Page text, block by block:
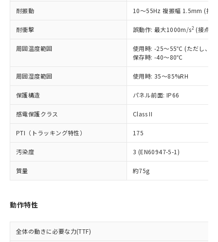
耐振動 10～55Hz 複振幅 1.5mm (接
耐衝撃 誤動作: 最大1000m/s2 (接点
周囲温度範囲
使用時: -25～55℃ (ただし、氷
保存時: -40～80℃
周囲湿度範囲 使用時: 35～85%RH
保護構造 パネル前面: IP66
感電保護クラス Class II
PTI（トラッキング特性） 175
汚染度 3 (EN60947-5-1)
質量 約75g
動作特性
全体の動きに必要な力(TTF)
記載している更新日時点での社内デー
タに基づき作成されるものであり、閲
覧された時点での実際の在庫および標
準価格とは異なる場合があることをご
正式な納期状況および標準価格はお客
様のお取引先、またはお客様担当のオ
ムロン制御機器販売店・当社販売員に
オムロン制御機器販売店や当社販売拠
販売ネットワーク
」をご確認
ください。
在庫状況および標準価格結果を当社の
事前の承諾なく第三者に漏洩または開
示しないようお願いします。
マイパーツ機能（部品リスト作成サー
ビス）をご利用いただくには、I-Web
メンバーズにご登録されている必要が
および当社の共同利用者が、当社の製
品・サービスに関するお客様との取
鉛(Pb) 1000ppm以下、 水銀(Hg) 1000ppm以下、 カド
六価クロム(Cr(Ⅵ)) 1000ppm以下、ポリ臭化ビフェニル
類(PBB) 1000ppm以下、ポリ臭化ジフェニルエーテル類
(PBDE) 1000ppm以下、フタル酸ビス(2-エチルヘキシ
ル) (DEHP)(別名：DOP) 1000ppm以下、フタル酸ブチ
ルベンジル（BBP） 1000ppm以下、フタル酸ジブチル
（DBP） 1000ppm以下、フタル酸ジイソブチル
(DIBP) 1000ppm以下
但し、RoHS指令で産業用監視および制御機器に対する
適用除外項目は除く。
フタル酸エステル類の４物質については閾値を超える意
図的な使用がないことを確認しています。
※2 対応予定月
部品在庫の切り替え状況などにより、予定
月が前後することがあります。
下記の非含有証明書をダウンロードするこ
とができます。
*中国RoHS10物質の基準値 (GB/T26572)：
Pb(鉛) :1000ppm、 Hg(水銀) : 1000ppm、 Cd(カドミウ
Cr(Ⅵ)(六価クロム) : 1000ppm、 PBBs(ポリ臭化ビフェ
ニル類) : 1000ppm、 PBDEs(ポリ臭化ジフェニルエーテ
ル) : 1000ppm、
DEHP(フタル酸ビス(2-エチルヘキシル)) : 1000ppm
※2 環境保護使用期限
「ｅ」：有害物質（10物質）のすべてが基
準値以下であることを示します。
「10」：通常の使用状況下において有害物
質が外部に漏えいし、環境に深刻な影響を
及ぼさない年数を意味します。
（以下｢規制貨物等」という）を輸出
または国外への提供する場合は、日本
国政府の輸出許可(または役務取引許
可)を取得するなどの必要な手続きを
当社は規制貨物を破棄する場合は、完
全に破砕するなど、違法に輸出されな
いよう必要な手段を講じます。
当社は貴社製品を、核兵器、ミサイ
ル、化学兵器、生物兵器またはその他
武器並びにこれらの製造装置等に一切
使用いたしません。
当社は、貴社製品を第三者に販売する
場合は、上記1、2および3の内容を当
該第三者に通知します。また当社は、
販売先および販売に係わる関係者が違
法に輸出するおそれがある場合は、取
り引きをいたしません。
○ 一定数以上の在庫あり
△ 一定数には満たないが在庫あり
在庫なし(最新の在庫状況につ
いては、お客様のお取引先、ま
たはお客様担当のオムロン制御
機器販売店・当社販売員にご確
認ください)
受注生産機種、また在庫状況の
情報を公開していない機種